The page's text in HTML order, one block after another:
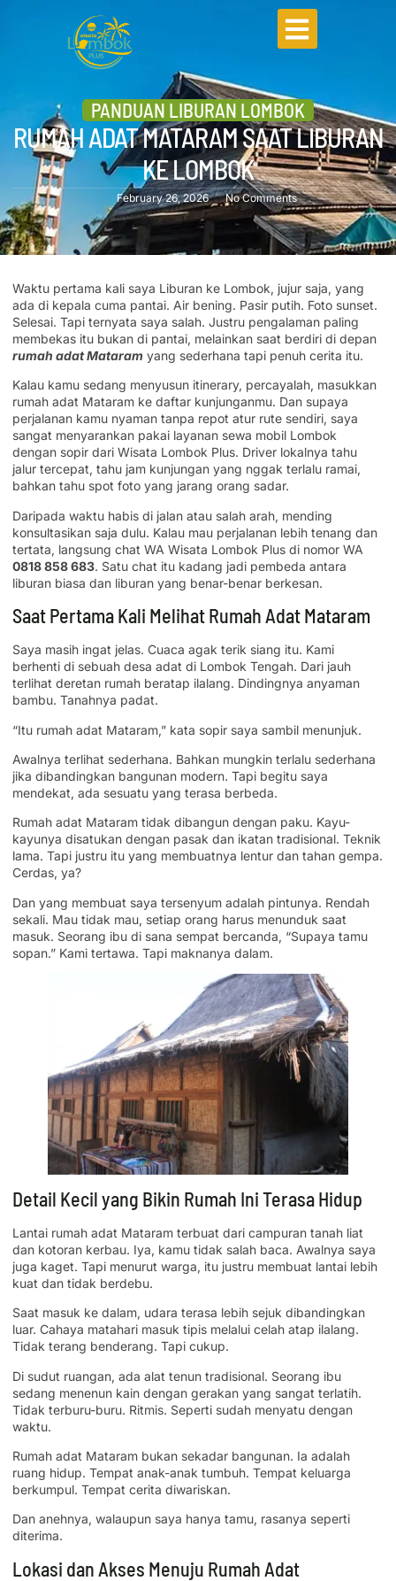
PANDUAN LIBURAN LOMBOK
RUMAH ADAT MATARAM SAAT LIBURAN
KE LOMBOK
February 26, 2026 No Comments
Waktu pertama kali saya Liburan ke Lombok, jujur saja, yang
ada di kepala cuma pantai. Air bening. Pasir putih. Foto sunset.
Selesai. Tapi ternyata saya salah. Justru pengalaman paling
membekas itu bukan di pantai, melainkan saat berdiri di depan
rumah adat Mataram yang sederhana tapi penuh cerita itu.
Kalau kamu sedang menyusun itinerary, percayalah, masukkan
rumah adat Mataram ke daftar kunjunganmu. Dan supaya
perjalanan kamu nyaman tanpa repot atur rute sendiri, saya
sangat menyarankan pakai layanan sewa mobil Lombok
dengan sopir dari Wisata Lombok Plus. Driver lokalnya tahu
jalur tercepat, tahu jam kunjungan yang nggak terlalu ramai,
bahkan tahu spot foto yang jarang orang sadar.
Daripada waktu habis di jalan atau salah arah, mending
konsultasikan saja dulu. Kalau mau perjalanan lebih tenang dan
tertata, langsung chat WA Wisata Lombok Plus di nomor WA
0818 858 683. Satu chat itu kadang jadi pembeda antara
liburan biasa dan liburan yang benar-benar berkesan.
Saat Pertama Kali Melihat Rumah Adat Mataram
Saya masih ingat jelas. Cuaca agak terik siang itu. Kami
berhenti di sebuah desa adat di Lombok Tengah. Dari jauh
terlihat deretan rumah beratap ilalang. Dindingnya anyaman
bambu. Tanahnya padat.
“Itu rumah adat Mataram,” kata sopir saya sambil menunjuk.
Awalnya terlihat sederhana. Bahkan mungkin terlalu sederhana
jika dibandingkan bangunan modern. Tapi begitu saya
mendekat, ada sesuatu yang terasa berbeda.
Rumah adat Mataram tidak dibangun dengan paku. Kayu-
kayunya disatukan dengan pasak dan ikatan tradisional. Teknik
lama. Tapi justru itu yang membuatnya lentur dan tahan gempa.
Cerdas, ya?
Dan yang membuat saya tersenyum adalah pintunya. Rendah
sekali. Mau tidak mau, setiap orang harus menunduk saat
masuk. Seorang ibu di sana sempat bercanda, “Supaya tamu
sopan.” Kami tertawa. Tapi maknanya dalam.
Detail Kecil yang Bikin Rumah Ini Terasa Hidup
Lantai rumah adat Mataram terbuat dari campuran tanah liat
dan kotoran kerbau. Iya, kamu tidak salah baca. Awalnya saya
juga kaget. Tapi menurut warga, itu justru membuat lantai lebih
kuat dan tidak berdebu.
Saat masuk ke dalam, udara terasa lebih sejuk dibandingkan
luar. Cahaya matahari masuk tipis melalui celah atap ilalang.
Tidak terang benderang. Tapi cukup.
Di sudut ruangan, ada alat tenun tradisional. Seorang ibu
sedang menenun kain dengan gerakan yang sangat terlatih.
Tidak terburu-buru. Ritmis. Seperti sudah menyatu dengan
waktu.
Rumah adat Mataram bukan sekadar bangunan. Ia adalah
ruang hidup. Tempat anak-anak tumbuh. Tempat keluarga
berkumpul. Tempat cerita diwariskan.
Dan anehnya, walaupun saya hanya tamu, rasanya seperti
diterima.
Lokasi dan Akses Menuju Rumah Adat